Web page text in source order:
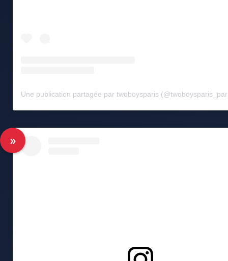
Une publication partagée par twoboysparis